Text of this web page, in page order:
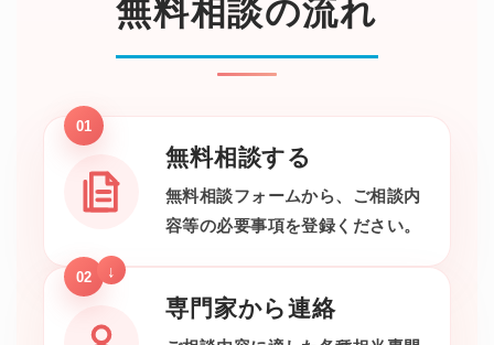
無料相談の流れ
01
無料相談する
無料相談フォームから、ご相談内
容等の必要事項を登録ください。
02
専門家から連絡